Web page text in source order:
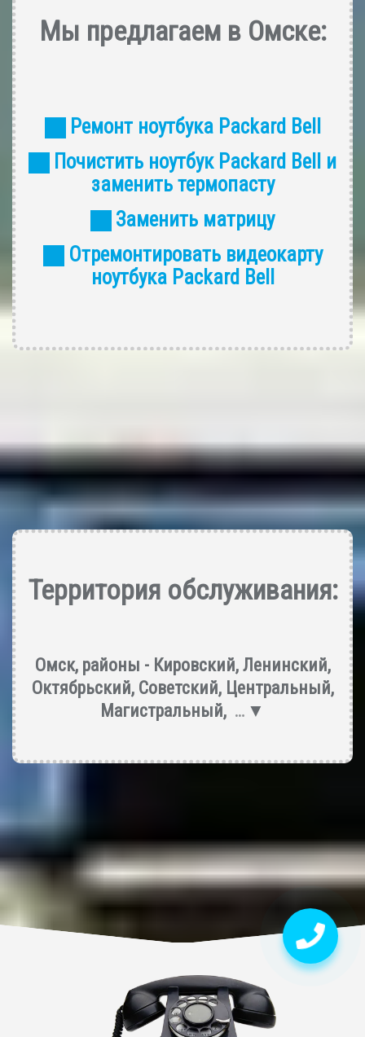
Мы предлагаем в Омске:
Ремонт ноутбука Packard Bell
Почистить ноутбук Packard Bell и
заменить термопасту
Заменить матрицу
Отремонтировать видеокарту
ноутбука Packard Bell
Территория обслуживания:
Омск, районы - Кировский, Ленинский,
Октябрьский, Советский, Центральный,
Магистральный,